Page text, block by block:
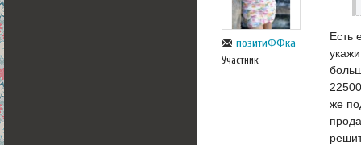
позитиФФка
Участник
Есть
же